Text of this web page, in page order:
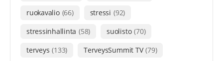
ruokavalio (66) stressi (92)
stressinhallinta (58) suolisto (70)
terveys (133) TerveysSummit TV (79)